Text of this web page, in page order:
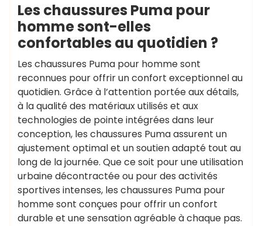
Les chaussures Puma pour
homme sont-elles
confortables au quotidien ?
Les chaussures Puma pour homme sont
reconnues pour offrir un confort exceptionnel au
quotidien. Grâce à l’attention portée aux détails,
à la qualité des matériaux utilisés et aux
technologies de pointe intégrées dans leur
conception, les chaussures Puma assurent un
ajustement optimal et un soutien adapté tout au
long de la journée. Que ce soit pour une utilisation
urbaine décontractée ou pour des activités
sportives intenses, les chaussures Puma pour
homme sont conçues pour offrir un confort
durable et une sensation agréable à chaque pas.